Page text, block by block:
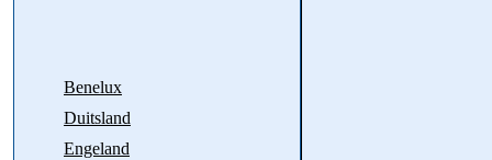
Benelux
Duitsland
Engeland